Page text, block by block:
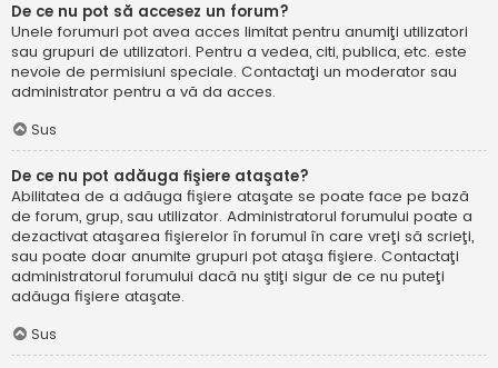
De ce nu pot să accesez un forum?
Unele forumuri pot avea acces limitat pentru anumiţi utilizatori
sau grupuri de utilizatori. Pentru a vedea, citi, publica, etc. este
nevoie de permisiuni speciale. Contactaţi un moderator sau
administrator pentru a vă da acces.
Sus
De ce nu pot adăuga fişiere ataşate?
Abilitatea de a adăuga fişiere ataşate se poate face pe bază
de forum, grup, sau utilizator. Administratorul forumului poate a
dezactivat ataşarea fişierelor în forumul în care vreţi să scrieţi,
sau poate doar anumite grupuri pot ataşa fişiere. Contactaţi
administratorul forumului dacă nu ştiţi sigur de ce nu puteţi
adăuga fişiere ataşate.
Sus